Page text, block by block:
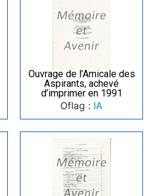
Ouvrage de l’Amicale des
Aspirants, achevé
d’imprimer en 1991
Oflag : IA